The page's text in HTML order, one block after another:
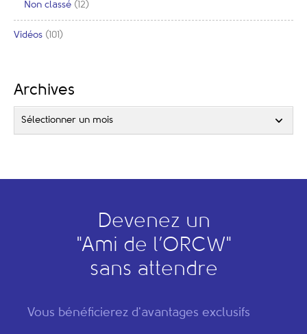
Non classé (12)
Vidéos (101)
Archives
Sélectionner un mois
Devenez un
"Ami de l’ORCW"
sans attendre
Vous bénéficierez d'avantages exclusifs